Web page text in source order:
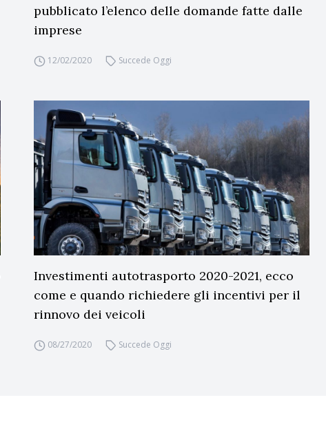
pubblicato l’elenco delle domande fatte dalle
imprese
12/02/2020 Succede Oggi
Investimenti autotrasporto 2020-2021, ecco
come e quando richiedere gli incentivi per il
rinnovo dei veicoli
08/27/2020 Succede Oggi